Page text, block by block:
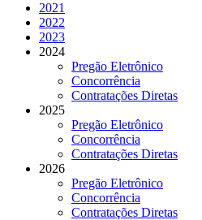
2021
2022
2023
2024
Pregão Eletrônico
Concorrência
Contratações Diretas
2025
Pregão Eletrônico
Concorrência
Contratações Diretas
2026
Pregão Eletrônico
Concorrência
Contratações Diretas